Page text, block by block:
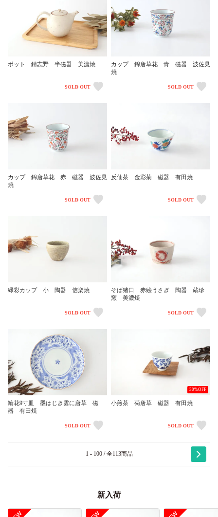
ポット 錆志野 半磁器 美濃焼
SOLD OUT
カップ 錦唐草花 青 磁器 波佐見
焼
SOLD OUT
カップ 錦唐草花 赤 磁器 波佐見
焼
SOLD OUT
反仙茶 金彩菊 磁器 有田焼
SOLD OUT
緑彩カップ 小 陶器 信楽焼
SOLD OUT
そば猪口 赤絵うさぎ 陶器 蔵珍
窯 美濃焼
SOLD OUT
輪花9寸皿 墨はじき雲に唐草 磁
器 有田焼
SOLD OUT
30%OFF
小煎茶 菊唐草 磁器 有田焼
SOLD OUT
1 - 100 / 全113商品
新入荷